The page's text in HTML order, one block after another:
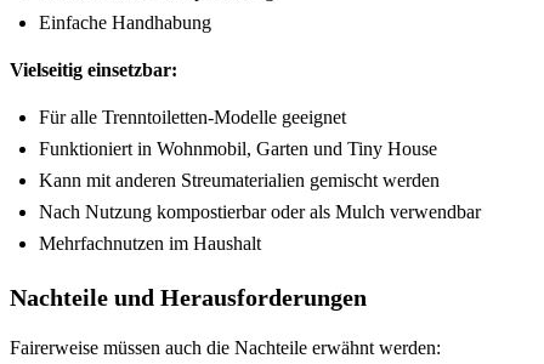
Einfache Handhabung
Vielseitig einsetzbar:
Für alle Trenntoiletten-Modelle geeignet
Funktioniert in Wohnmobil, Garten und Tiny House
Kann mit anderen Streumaterialien gemischt werden
Nach Nutzung kompostierbar oder als Mulch verwendbar
Mehrfachnutzen im Haushalt
Nachteile und Herausforderungen
Fairerweise müssen auch die Nachteile erwähnt werden: